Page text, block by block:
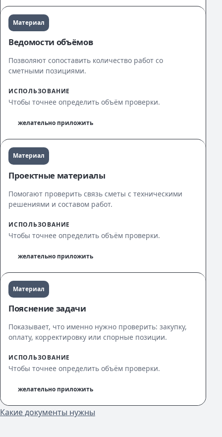
Материал
Ведомости объёмов
Позволяют сопоставить количество работ со
сметными позициями.
ИСПОЛЬЗОВАНИЕ
Чтобы точнее определить объём проверки.
желательно приложить
Материал
Проектные материалы
Помогают проверить связь сметы с техническими
решениями и составом работ.
ИСПОЛЬЗОВАНИЕ
Чтобы точнее определить объём проверки.
желательно приложить
Материал
Пояснение задачи
Показывает, что именно нужно проверить: закупку,
оплату, корректировку или спорные позиции.
ИСПОЛЬЗОВАНИЕ
Чтобы точнее определить объём проверки.
желательно приложить
Какие документы нужны